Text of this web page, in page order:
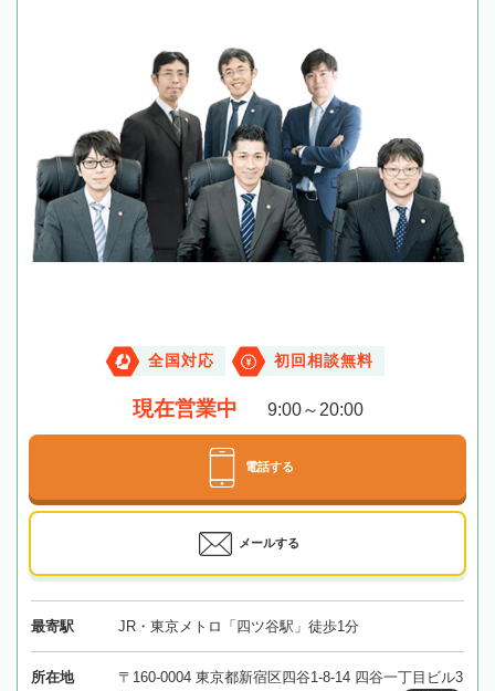
全国対応 初回相談無料
現在営業中 9:00～20:00
電話する
メールする
最寄駅 JR・東京メトロ「四ツ谷駅」徒歩1分
所在地
〒160-0004 東京都新宿区四谷1-8-14 四谷一丁目ビル3